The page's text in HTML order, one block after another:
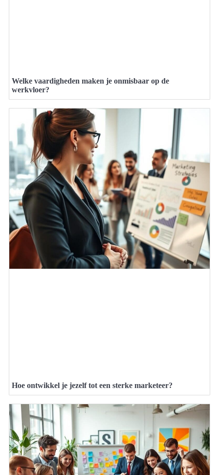
Welke vaardigheden maken je onmisbaar op de
werkvloer?
Hoe ontwikkel je jezelf tot een sterke marketeer?